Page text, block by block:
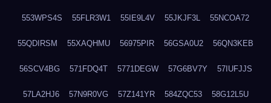
553WPS4S 55FLR3W1 55IE9L4V 55JKJF3L 55NCOA72
55QDIRSM 55XAQHMU 56975PIR 56GSA0U2 56QN3KEB
56SCV4BG 571FDQ4T 5771DEGW 57G6BV7Y 57IUFJJS
57LA2HJ6 57N9R0VG 57Z141YR 584ZQC53 58G12L5U